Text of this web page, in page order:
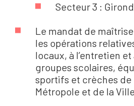
Secteur 3 :
Le mandat de
les opérations
locaux, à l’entretien
groupes scolaires,
sportifs et crèches de
Métropole et de la